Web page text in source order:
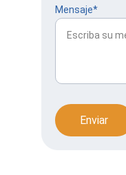
Mensaje*
Enviar